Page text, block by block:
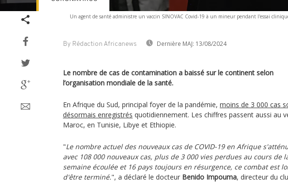
Un agent de santé administre un vaccin SINOVAC Covid-19 à un mineur pendant l'essai
By Rédaction Africanews Dernière MAJ: 13/08/2024
Le nombre de cas de contamination a baissé sur le continent selon
l’organisation mondiale de la santé.
En Afrique du Sud, principal foyer de la pandémie, moins de 3 000 cas
désormais enregistrés quotidiennement. Les chiffres passent aussi au
Maroc, en Tunisie, Libye et Ethiopie.
"Le nombre actuel des nouveaux cas de COVID-19 en Afrique
avec 108 000 nouveaux cas, plus de 3 000 vies perdues au cours de
semaine écoulée et 16 pays toujours en résurgence, ce combat est
d'être terminé.", a déclaré le docteur Benido Impouma, directeur du